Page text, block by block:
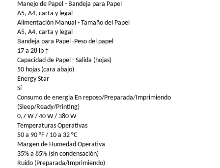
Manejo de Papel - Bandeja para Papel
A5, A4, carta y legal
Alimentación Manual - Tamaño del Papel
A5, A4, carta y legal
Bandeja para Papel -Peso del papel
17 a 28 lb ‡
Capacidad de Papel - Salida (hojas)
50 hojas (cara abajo)
Energy Star
Sí
Consumo de energia En reposo/Preparada/Imprimiendo
(Sleep/Ready/Printing)
0,7 W / 40 W / 380 W
Temperaturas Operativas
50 a 90 °F / 10 a 32 °C
Margen de Humedad Operativa
35% a 85% (sin condensación)
Ruido (Preparada/Imprimiendo)